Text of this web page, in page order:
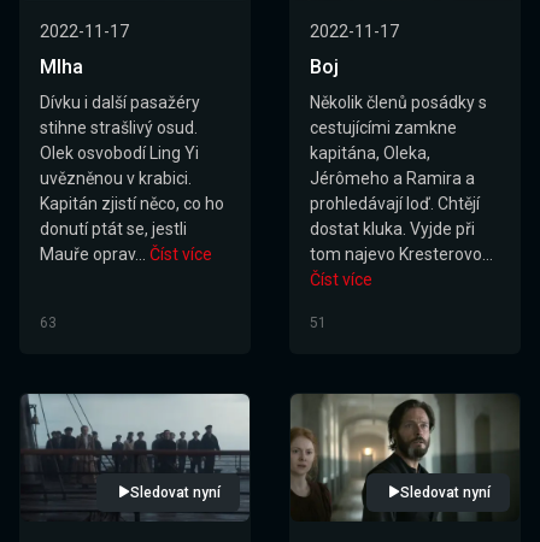
2022-11-17
Mlha
Dívku i další pasažéry
stihne strašlivý osud.
Olek osvobodí Ling Yi
uvězněnou v krabici.
Kapitán zjistí něco, co ho
donutí ptát se, jestli
Mauře oprav...
Číst více
63
2022-11-17
Boj
Několik členů posádky s
cestujícími zamkne
kapitána, Oleka,
Jérômeho a Ramira a
prohledávají loď. Chtějí
dostat kluka. Vyjde při
tom najevo Kresterovo...
Číst více
51
Sledovat nyní Sledovat nyní